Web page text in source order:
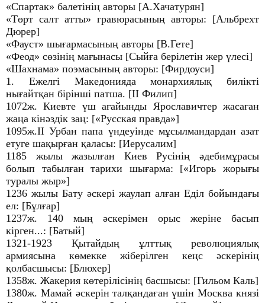
«Спартак» балетінің авторы [А.Хачатурян]
«Төрт салт атты» гравюрасының авторы: [Альбрехт
Дюрер]
«Фауст» шығармасының авторы [В.Гете]
«Феод» сөзінің мағынасы [Сыйға берілетін жер үлесі]
«Шахнама» поэмасының авторы: [Фирдоуси]
1. Ежелгі Македонияда монархиялық билікті
нығайтқан бірінші патша. [ІІ Филип]
1072ж. Киевте үш ағайынды Ярославичтер жасаған
жаңа кінәздік заң: [«Русская правда»]
1095ж.ІІ Урбан папа үндеуінде мұсылмандардан азат
етуге шақырған қаласы: [Иерусалим]
1185 жылы жазылған Киев Русінің әдебимұрасы
болып табылған тарихи шығарма: [«Игорь жорығы
туралы жыр»]
1236 жылы Бату әскері жаулап алған Еділ бойындағы
ел: [Бұлғар]
1237ж. 140 мың әскерімен орыс жеріне басып
кірген...: [Батый]
1321-1923 Қытайдың ұлттық революциялық
армиясына көмекке жіберілген кеңс әскерінің
қолбасшысы: [Блюхер]
1358ж. Жакерия көтерілісінің басшысы: [Гильом Каль]
1380ж. Мамай әскерін талқандаған үшін Москва князі